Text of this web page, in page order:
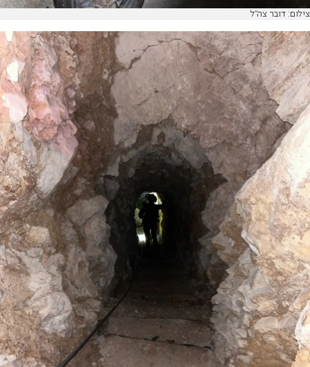
צילום: דובר צה"ל